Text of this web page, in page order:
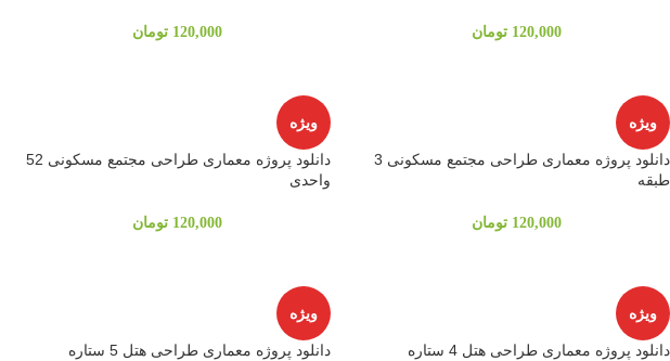
120,000 تومان 120,000 تومان
ویژه
دانلود پروژه معماری طراحی مجتمع مسکونی 3
طبقه
120,000 تومان
ویژه
دانلود پروژه معماری طراحی مجتمع مسکونی 52
واحدی
120,000 تومان
ویژه
دانلود پروژه معماری طراحی هتل 4 ستاره
ویژه
دانلود پروژه معماری طراحی هتل 5 ستاره